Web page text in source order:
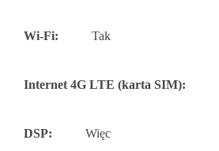
Wi-Fi: Tak
Internet 4G LTE (karta SIM):
DSP: Więc